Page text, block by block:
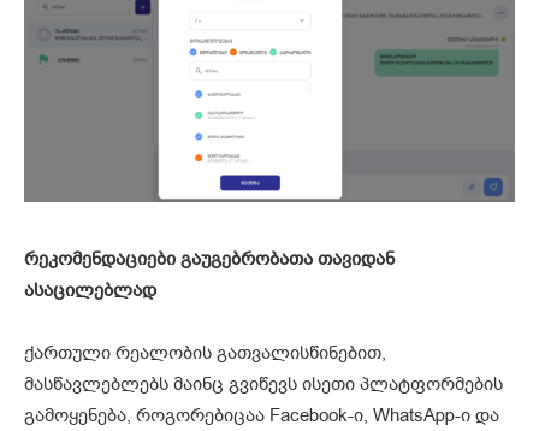
რეკომენდაციები გაუგებრობათა თავიდან
ასაცილებლად
ქართული რეალობის გათვალისწინებით,
მასწავლებლებს მაინც გვიწევს ისეთი პლატფორმების
გამოყენება, როგორებიცაა Facebook-ი, WhatsApp-ი და